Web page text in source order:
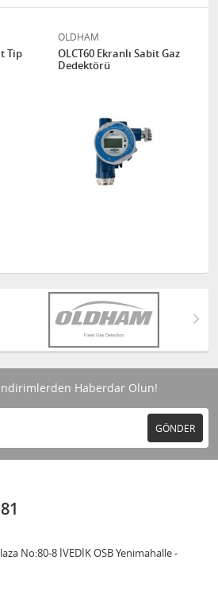
Tip
OLDHAM
OLCT60 Ekranlı Sabit Gaz
Dedektörü
Haberdar Olun!
GÖNDER
No:80-8 İVEDİK OSB Yenimahalle -